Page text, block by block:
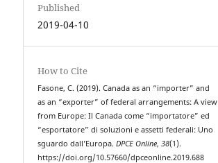
Published
2019-04-10
How to Cite
Fasone, C. (2019). Canada as an “importer” and
as an “exporter” of federal arrangements: A view
from Europe: Il Canada come “importatore” ed
“esportatore” di soluzioni e assetti federali: Uno
sguardo dall’Europa.DPCE Online,38(1).
https://doi.org/10.57660/dpceonline.2019.688